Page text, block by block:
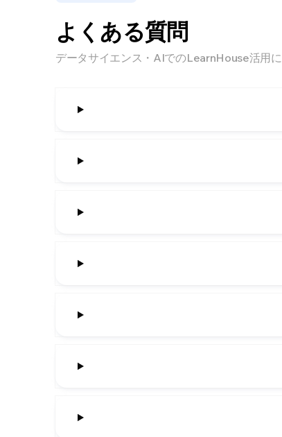
よくある質問
データサイエンス・AIでのLearnHouse活用